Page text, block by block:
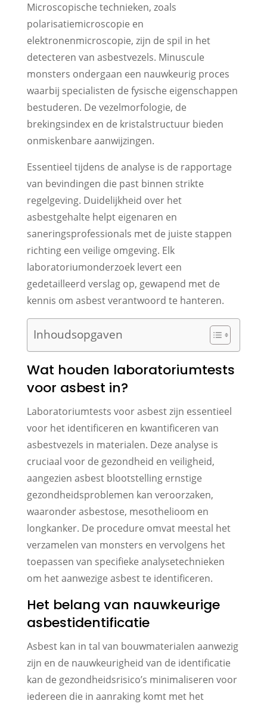
Microscopische technieken, zoals
polarisatiemicroscopie en
elektronenmicroscopie, zijn de spil in het
detecteren van asbestvezels. Minuscule
monsters ondergaan een nauwkeurig proces
waarbij specialisten de fysische eigenschappen
bestuderen. De vezelmorfologie, de
brekingsindex en de kristalstructuur bieden
onmiskenbare aanwijzingen.
Essentieel tijdens de analyse is de rapportage
van bevindingen die past binnen strikte
regelgeving. Duidelijkheid over het
asbestgehalte helpt eigenaren en
saneringsprofessionals met de juiste stappen
richting een veilige omgeving. Elk
laboratoriumonderzoek levert een
gedetailleerd verslag op, gewapend met de
kennis om asbest verantwoord te hanteren.
Inhoudsopgaven
Wat houden laboratoriumtests
voor asbest in?
Laboratoriumtests voor asbest zijn essentieel
voor het identificeren en kwantificeren van
asbestvezels in materialen. Deze analyse is
cruciaal voor de gezondheid en veiligheid,
aangezien asbest blootstelling ernstige
gezondheidsproblemen kan veroorzaken,
waaronder asbestose, mesothelioom en
longkanker. De procedure omvat meestal het
verzamelen van monsters en vervolgens het
toepassen van specifieke analysetechnieken
om het aanwezige asbest te identificeren.
Het belang van nauwkeurige
asbestidentificatie
Asbest kan in tal van bouwmaterialen aanwezig
zijn en de nauwkeurigheid van de identificatie
kan de gezondheidsrisico’s minimaliseren voor
iedereen die in aanraking komt met het